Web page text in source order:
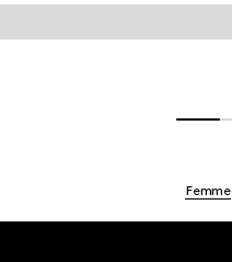
Femme